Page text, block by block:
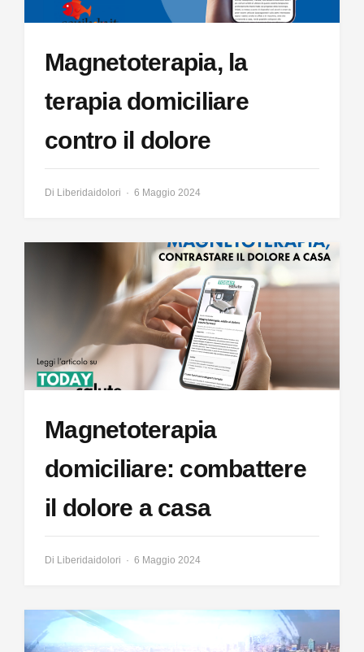
Magnetoterapia, la
terapia domiciliare
contro il dolore
Di Liberidaidolori 6 Maggio 2024
Magnetoterapia
domiciliare: combattere
il dolore a casa
Di Liberidaidolori 6 Maggio 2024